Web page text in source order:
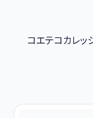
コエテコカレッ